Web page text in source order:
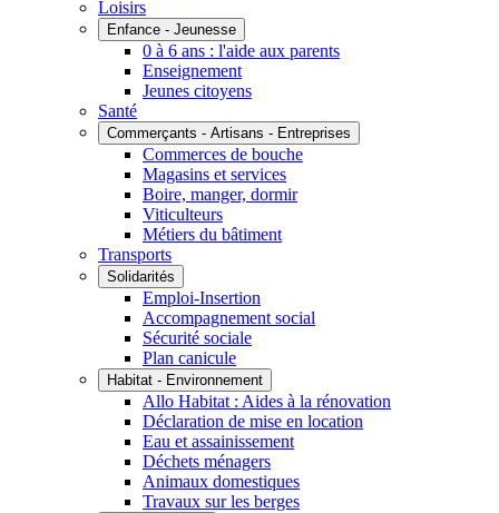
Loisirs
Enfance - Jeunesse
0 à 6 ans : l'aide aux parents
Enseignement
Jeunes citoyens
Santé
Commerçants - Artisans - Entreprises
Commerces de bouche
Magasins et services
Boire, manger, dormir
Viticulteurs
Métiers du bâtiment
Transports
Solidarités
Emploi-Insertion
Accompagnement social
Sécurité sociale
Plan canicule
Habitat - Environnement
Allo Habitat : Aides à la rénovation
Déclaration de mise en location
Eau et assainissement
Déchets ménagers
Animaux domestiques
Travaux sur les berges